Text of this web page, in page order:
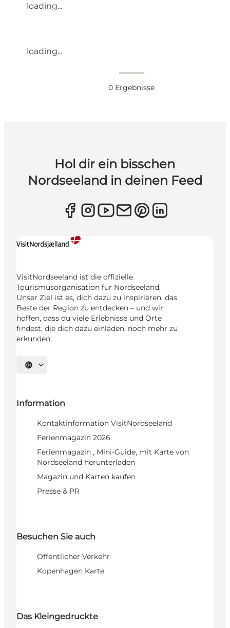
loading...
loading...
0 Ergebnisse
Hol dir ein bisschen
Nordseeland in deinen Feed
VisitNordseeland ist die offizielle
Tourismusorganisation für Nordseeland.
Unser Ziel ist es, dich dazu zu inspirieren, das
Beste der Region zu entdecken – und wir
hoffen, dass du viele Erlebnisse und Orte
findest, die dich dazu einladen, noch mehr zu
erkunden.
Sprache auswählen
Information
Kontaktinformation VisitNordseeland
Ferienmagazin 2026
Ferienmagazin , Mini-Guide, mit Karte von
Nordseeland herunterladen
Magazin und Karten kaufen
Presse & PR
Besuchen Sie auch
Öffentlicher Verkehr
Kopenhagen Karte
Das Kleingedruckte